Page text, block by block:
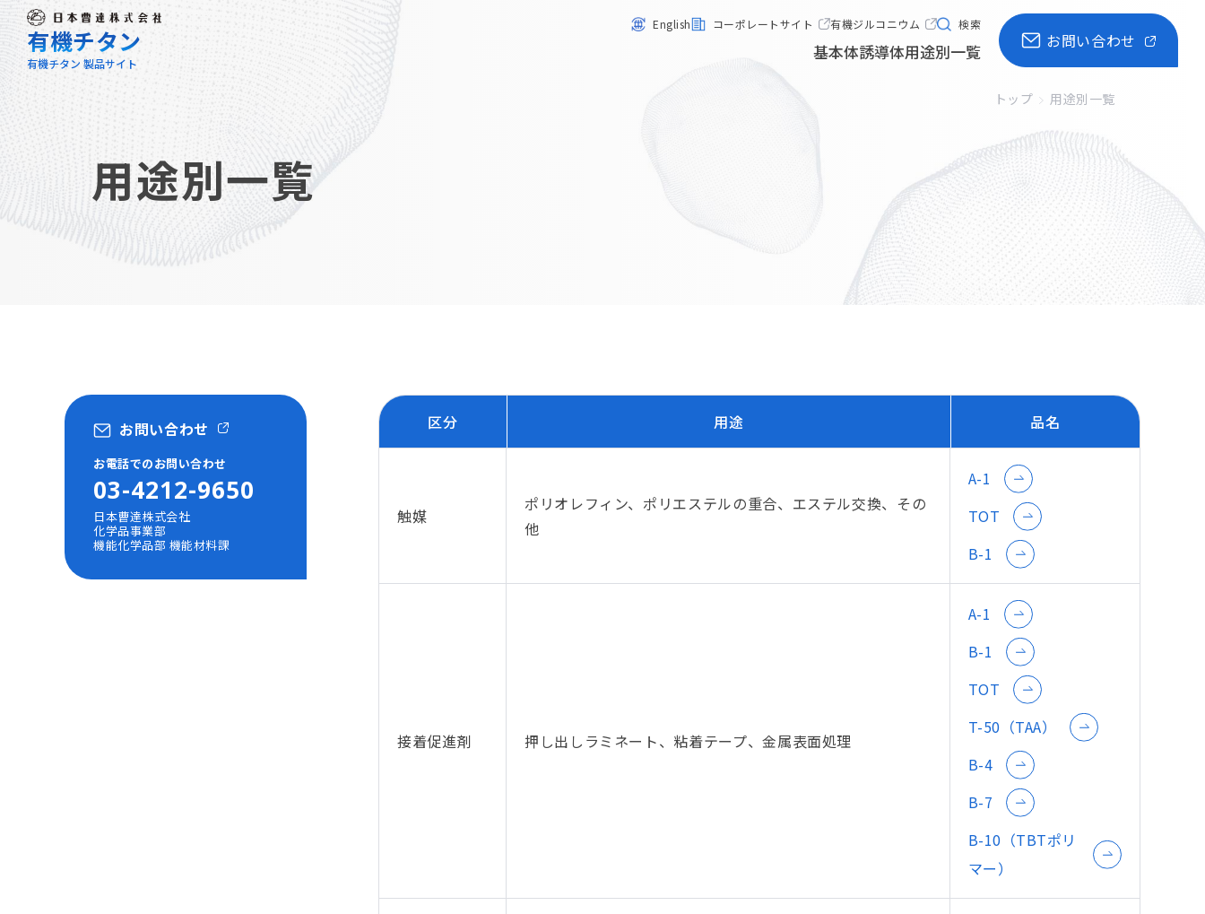
有機チタン
有機チタン 製品サイト
基本体誘導体用途別一覧
English コーポレートサイト 有機ジルコニウム 検索
お問い合わせ
トップ 用途別一覧
用途別一覧
お問い合わせ
お電話でのお問い合わせ
03-4212-9650
日本曹達株式会社
化学品事業部
機能化学品部 機能材料課
区分 用途 品名
触媒
ポリオレフィン、ポリエステルの重合、エステル交換、その
他
A-1
TOT
B-1
接着促進剤 押し出しラミネート、粘着テープ、金属表面処理
A-1
B-1
TOT
T-50（TAA）
B-4
B-7
B-10（TBTポリ
マー）